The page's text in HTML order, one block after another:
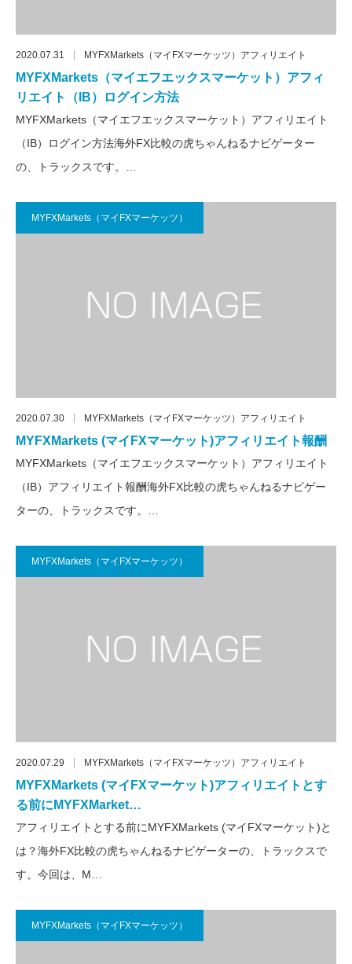
2020.07.31 MYFXMarkets（マイFXマーケッツ）アフィリエイト
MYFXMarkets（マイエフエックスマーケット）アフィ
リエイト（IB）ログイン方法
MYFXMarkets（マイエフエックスマーケット）アフィリエイト
（IB）ログイン方法海外FX比較の虎ちゃんねるナビゲーター
の、トラックスです。…
MYFXMarkets（マイFXマーケッツ）
2020.07.30 MYFXMarkets（マイFXマーケッツ）アフィリエイト
MYFXMarkets (マイFXマーケット)アフィリエイト報酬
MYFXMarkets（マイエフエックスマーケット）アフィリエイト
（IB）アフィリエイト報酬海外FX比較の虎ちゃんねるナビゲー
ターの、トラックスです。…
MYFXMarkets（マイFXマーケッツ）
2020.07.29 MYFXMarkets（マイFXマーケッツ）アフィリエイト
MYFXMarkets (マイFXマーケット)アフィリエイトとす
る前にMYFXMarket…
アフィリエイトとする前にMYFXMarkets (マイFXマーケット)と
は？海外FX比較の虎ちゃんねるナビゲーターの、トラックスで
す。今回は、M…
MYFXMarkets（マイFXマーケッツ）